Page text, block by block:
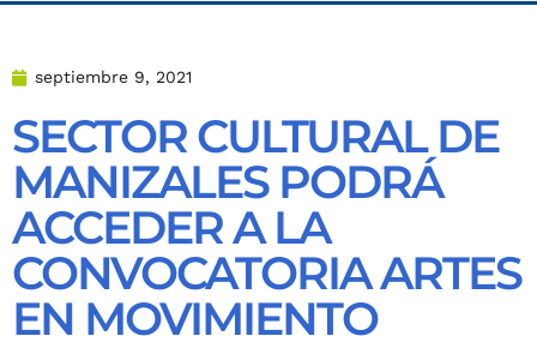
septiembre 9, 2021
SECTOR CULTURAL DE
MANIZALES PODRÁ
ACCEDER A LA
CONVOCATORIA ARTES
EN MOVIMIENTO